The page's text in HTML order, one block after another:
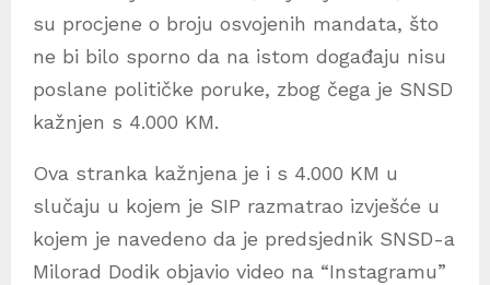
su procjene o broju osvojenih mandata, što
ne bi bilo sporno da na istom događaju nisu
poslane političke poruke, zbog čega je SNSD
kažnjen s 4.000 KM.
Ova stranka kažnjena je i s 4.000 KM u
slučaju u kojem je SIP razmatrao izvješće u
kojem je navedeno da je predsjednik SNSD-a
Milorad Dodik objavio video na “Instagramu”